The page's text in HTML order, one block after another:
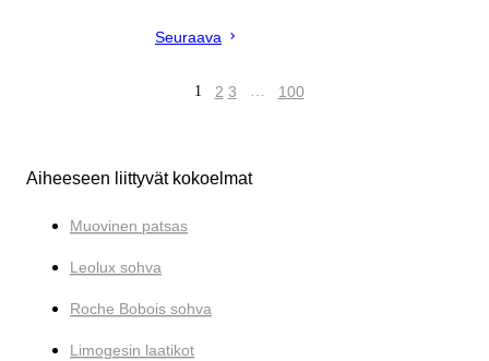
Seuraava
1 2 3 … 100
Aiheeseen liittyvät kokoelmat
Muovinen patsas
Leolux sohva
Roche Bobois sohva
Limogesin laatikot